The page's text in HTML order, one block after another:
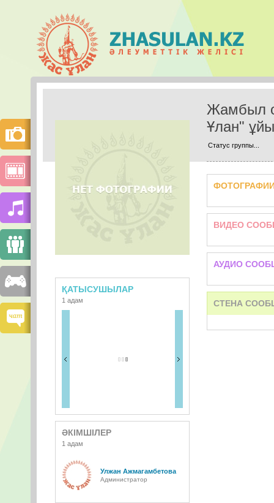
Жамбыл
Ұлан"
Статус группы...
ҚАТЫСУШЫЛАР
1 адам
ӘКІМШІЛЕР
1 адам
Улжан Ажмагамбетова
Администратор
ВИДЕО
АУДИО
СТЕНА